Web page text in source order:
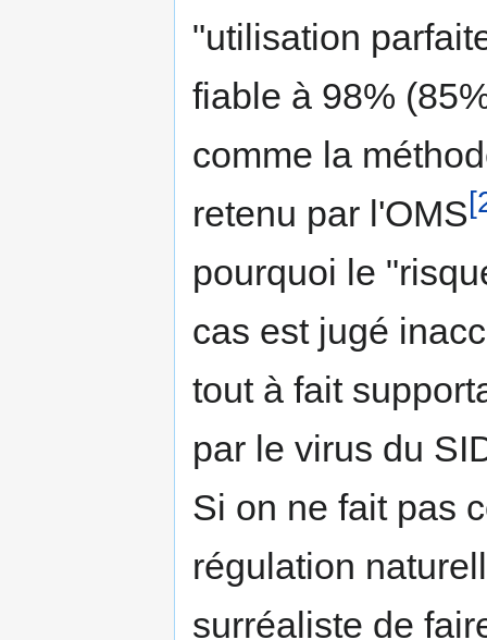
"utilisation
fiable à 98%
comme la
retenu par l'OMS
pourquoi le
cas est jugé
tout à fait
par le virus du
Si on ne fait pas
régulation
surréaliste de